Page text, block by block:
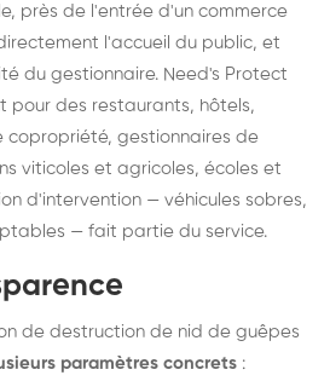
près de l'entrée d'un commerce
l'accueil du public, et
du gestionnaire. Need's Protect
pour des restaurants, hôtels,
copropriété, gestionnaires de
viticoles et agricoles, écoles et
d'intervention — véhicules sobres,
— fait partie du service.
de destruction de nid de guêpes
paramètres concrets :